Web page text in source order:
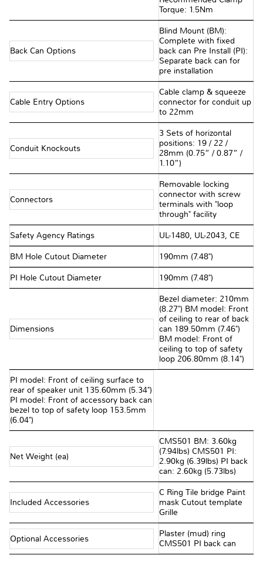
Torque: 1.5Nm
Back Can Options
Blind Mount (BM):
Complete with fixed
back can Pre Install (PI):
Separate back can for
pre installation
Cable Entry Options
Cable clamp & squeeze
connector for conduit up
to 22mm
Conduit Knockouts
3 Sets of horizontal
positions: 19 / 22 /
28mm (0.75” / 0.87” /
1.10”)
Connectors
Removable locking
connector with screw
terminals with "loop
through" facility
Safety Agency Ratings UL-1480, UL-2043, CE
BM Hole Cutout Diameter 190mm (7.48")
PI Hole Cutout Diameter 190mm (7.48")
Dimensions
Bezel diameter: 210mm
(8.27") BM model: Front
of ceiling to rear of back
can 189.50mm (7.46")
BM model: Front of
ceiling to top of safety
loop 206.80mm (8.14")
PI model: Front of ceiling surface to
rear of speaker unit 135.60mm (5.34")
PI model: Front of accessory back can
bezel to top of safety loop 153.5mm
(6.04")
Net Weight (ea)
CMS501 BM: 3.60kg
(7.94lbs) CMS501 PI:
2.90kg (6.39lbs) PI back
can: 2.60kg (5.73lbs)
Included Accessories
C Ring Tile bridge Paint
mask Cutout template
Grille
Optional Accessories
Plaster (mud) ring
CMS501 PI back can